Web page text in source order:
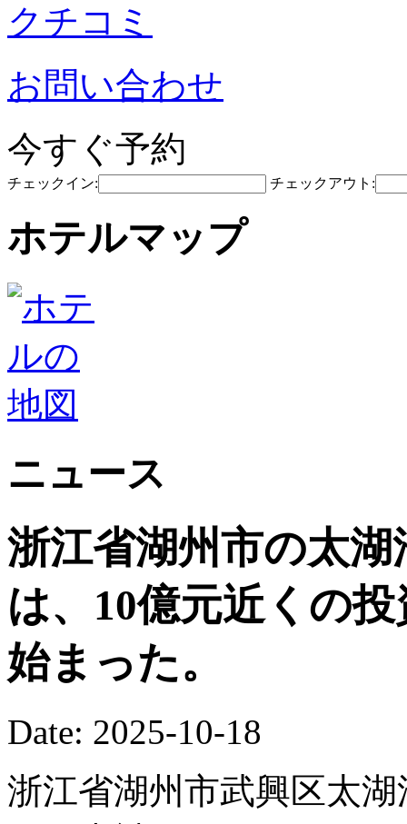
クチコミ
お問い合わせ
今すぐ予約
チェックイン: チェックアウト:
ホテルマップ
ニュース
浙江省湖州市の太
は、10億元近くの
始まった。
Date: 2025-10-18
浙江省湖州市武興区太